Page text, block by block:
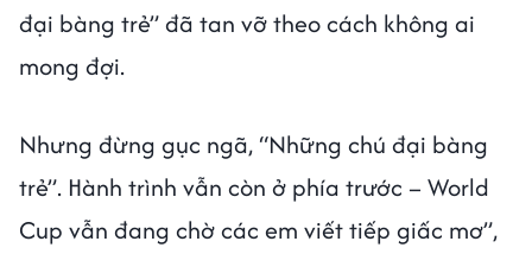
đại bàng trẻ” đã tan vỡ theo cách không ai
mong đợi.
Nhưng đừng gục ngã, “Những chú đại bàng
trẻ”. Hành trình vẫn còn ở phía trước – World
Cup vẫn đang chờ các em viết tiếp giấc mơ”,